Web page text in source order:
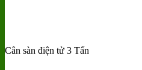
Add to wishlist
Cân sàn điện tử 3 Tấn